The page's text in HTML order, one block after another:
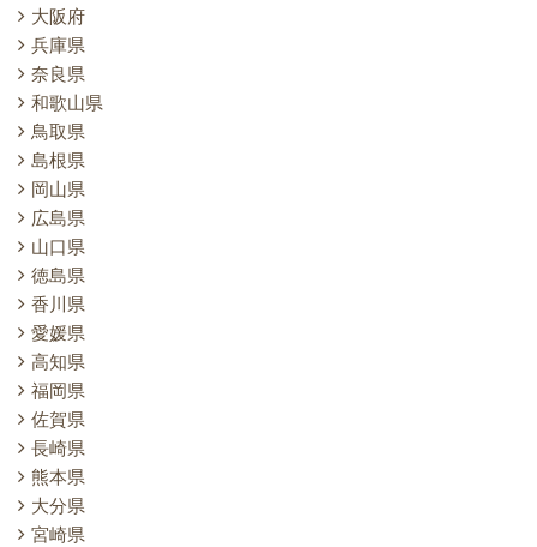
大阪府
兵庫県
奈良県
和歌山県
鳥取県
島根県
岡山県
広島県
山口県
徳島県
香川県
愛媛県
高知県
福岡県
佐賀県
長崎県
熊本県
大分県
宮崎県